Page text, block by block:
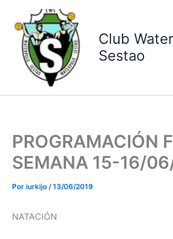
contenido
Club
Sestao
PROGRAMACIÓN
SEMANA 15-16/
Por iurkijo /13/06/2019
NATACIÓN